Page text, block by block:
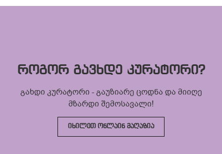
როგორ გავხდე კურატორი?
გახდი კურატორი - გაუზიარე ცოდნა და მიიღე
მზარდი შემოსავალი!
ᲘᲮᲘᲚᲔᲗ ᲝᲜᲚᲐᲘᲜ ᲛᲐᲦᲐᲖᲘᲐ